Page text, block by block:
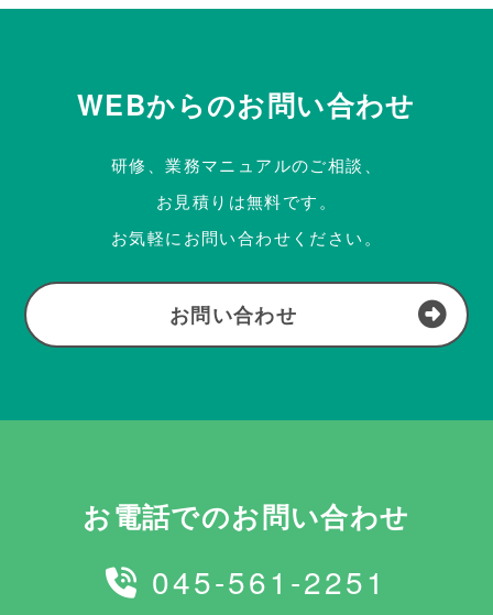
WEBからのお問い合わせ
研修、業務マニュアルのご相談、
お見積りは無料です。
お気軽にお問い合わせください。
お問い合わせ
お電話でのお問い合わせ
045-561-2251